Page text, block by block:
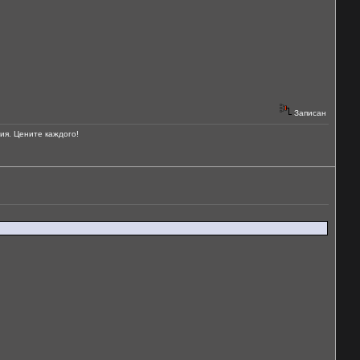
Записан
Цените каждого!